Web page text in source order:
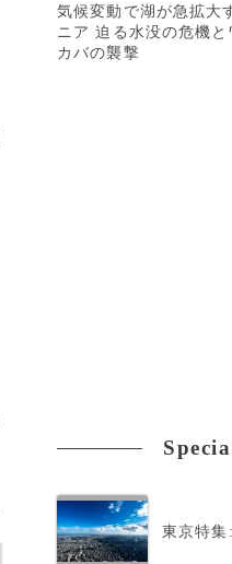
気候変動で湖が急拡大
ニア 迫る水没の危機と
カバの襲撃
東京特